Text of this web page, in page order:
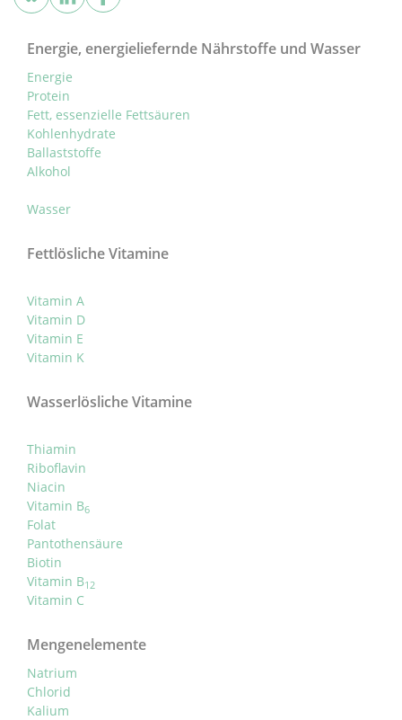
Energie, energieliefernde Nährstoffe und Wasser
Energie
Protein
Fett, essenzielle Fettsäuren
Kohlenhydrate
Ballaststoffe
Alkohol
Wasser
Fettlösliche Vitamine
Vitamin A
Vitamin D
Vitamin E
Vitamin K
Wasserlösliche Vitamine
Thiamin
Riboflavin
Niacin
Vitamin B6
Folat
Pantothensäure
Biotin
Vitamin B12
Vitamin C
Mengenelemente
Natrium
Chlorid
Kalium